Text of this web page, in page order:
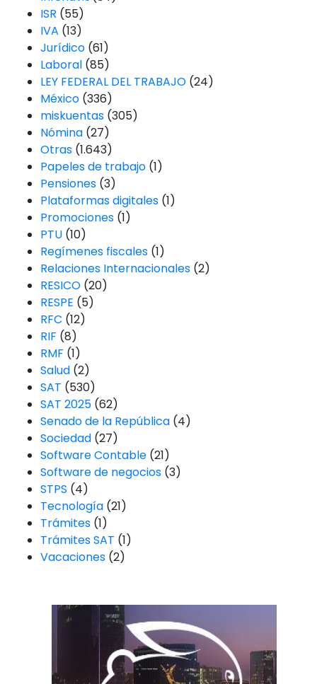
ISR (55)
IVA (13)
Jurídico(61)
Laboral(85)
LEY FEDERAL DEL TRABAJO(24)
México(336)
miskuentas(305)
Nómina(27)
Otras(1.643)
Papeles de trabajo(1)
Pensiones(3)
Plataformas digitales(1)
Promociones(1)
PTU(10)
Regímenes fiscales(1)
Relaciones Internacionales(2)
RESICO(20)
RESPE (5)
RFC (12)
RIF (8)
RMF (1)
Salud(2)
SAT (530)
SAT 2025(62)
Senado de la República(4)
Sociedad(27)
Software Contable(21)
Software de negocios(3)
STPS (4)
Tecnología(21)
Trámites(1)
Trámites SAT (1)
Vacaciones(2)